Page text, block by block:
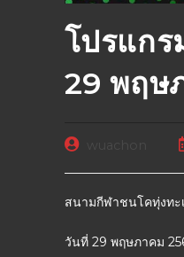
โปรแก
29 พฤษ
สนามกีฬาชนโคทุ่งทะ
วันที่ 29 พฤษภาคม